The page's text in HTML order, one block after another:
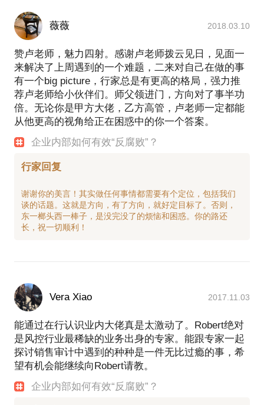
薇薇 2018.03.10
赞卢老师，魅力四射。感谢卢老师拨云见日，见面一
来解决了上周遇到的一个难题，二来对自己在做的事
有一个big picture，行家总是有更高的格局，强力推
荐卢老师给小伙伴们。师父领进门，方向对了事半功
倍。无论你是甲方大佬，乙方高管，卢老师一定都能
从他更高的视角给正在困惑中的你一个答案。
企业内部如何有效“反腐败”？
行家回复
谢谢你的美言！其实做任何事情都需要有个定位，包括我们
谈的话题。这就是方向，有了方向，就好定目标了。否则，
东一榔头西一棒子，是没完没了的烦恼和困惑。你的路还
Vera Xiao 2017.11.03
能通过在行认识业内大佬真是太激动了。Robert绝对
是风控行业最稀缺的业务出身的专家。能跟专家一起
探讨销售审计中遇到的种种是一件无比过瘾的事，希
望有机会能继续向Robert请教。
企业内部如何有效“反腐败”？